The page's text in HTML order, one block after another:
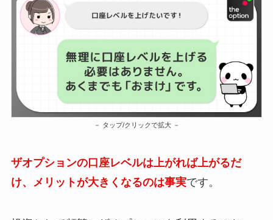
タップ/クリックで拡大
ザオプションの口座レベルは上がれば上がるだ
け、メリットが大きくなるのは事実です。